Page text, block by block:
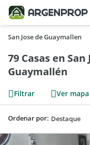
San Jose de Guaymallen
79 Casas en
Guaymallén
Filtrar Ver mapa
Ordenar por: